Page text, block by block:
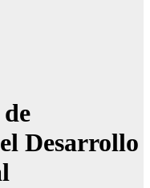
Desarrollo